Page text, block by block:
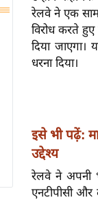
रेलवे ने एक
विरोध करते हुए
दिया जाएगा।
धरना दिया।
इसे भी पढ़ें:
उद्देश्य
रेलवे ने अपनी
एनटीपीसी और